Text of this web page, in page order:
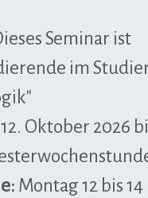
Seminar ist
im
12. Oktober 2026
Montag 12 bis